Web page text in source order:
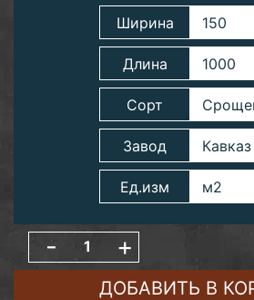
Ширина
Длина
Сорт
Завод
Ед.изм
- +
ДОБАВИТЬ В